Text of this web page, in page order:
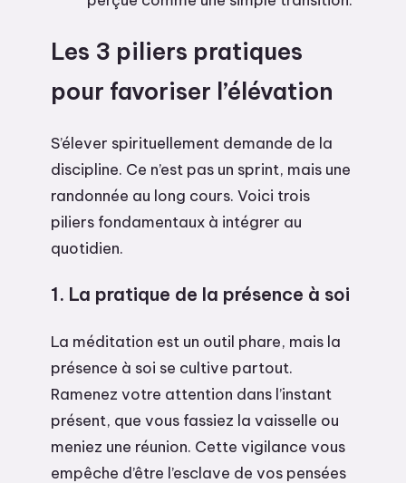
Les 3 piliers pratiques
pour favoriser l’élévation
S’élever spirituellement demande de la
discipline. Ce n’est pas un sprint, mais une
randonnée au long cours. Voici trois
piliers fondamentaux à intégrer au
quotidien.
1. La pratique de la présence à soi
La méditation est un outil phare, mais la
présence à soi se cultive partout.
Ramenez votre attention dans l’instant
présent, que vous fassiez la vaisselle ou
meniez une réunion. Cette vigilance vous
empêche d’être l’esclave de vos pensées